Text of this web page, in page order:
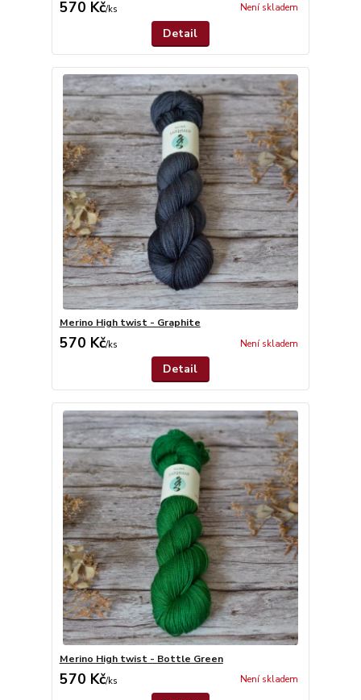
570 Kč/ks Není skladem
Detail
Merino High twist - Graphite
570 Kč/ks Není skladem
Detail
Merino High twist - Bottle Green
570 Kč/ks Není skladem